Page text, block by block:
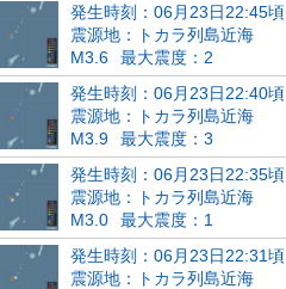
発生時刻：06月23日22:45頃
震源地：トカラ列島近海
M3.6
最大震度：2
発生時刻：06月23日22:40頃
震源地：トカラ列島近海
M3.9
最大震度：3
発生時刻：06月23日22:35頃
震源地：トカラ列島近海
M3.0
最大震度：1
発生時刻：06月23日22:31頃
震源地：トカラ列島近海